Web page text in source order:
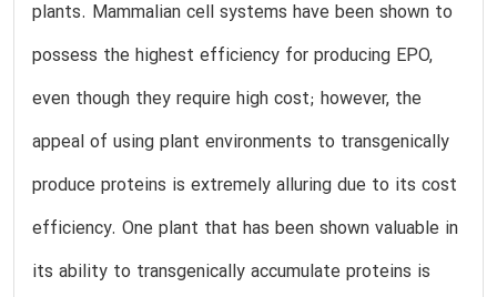
plants. Mammalian cell systems have been shown to
possess the highest efficiency for producing EPO,
even though they require high cost; however, the
appeal of using plant environments to transgenically
produce proteins is extremely alluring due to its cost
efficiency. One plant that has been shown valuable in
its ability to transgenically accumulate proteins is